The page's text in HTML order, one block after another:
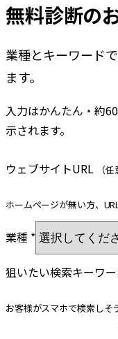
無料診断の
業種とキーワード
ます。
入力はかんたん・約
示されます。
ウェブサイトURL （任
ホームページが無い方、
業種 *
狙いたい検索キーワ
お客様がスマホで検索しそ